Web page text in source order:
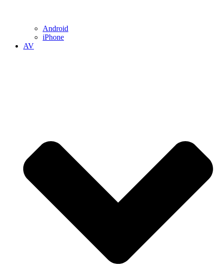
Android
iPhone
AV